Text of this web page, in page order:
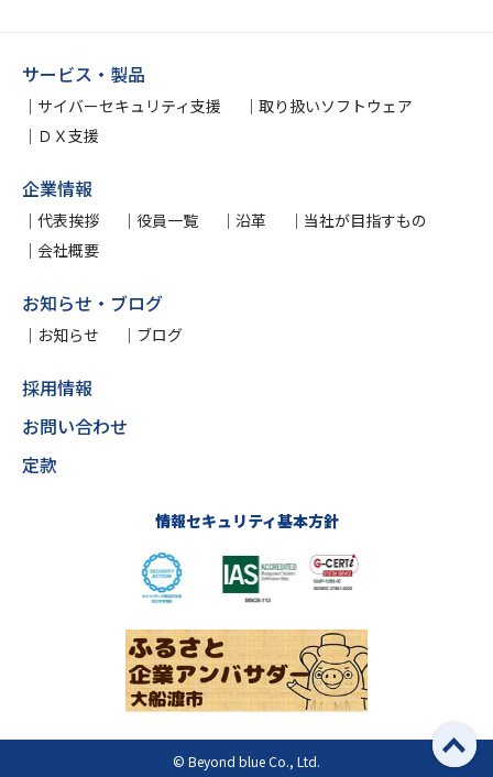
サービス・製品
サイバーセキュリティ支援
取り扱いソフトウェア
ＤＸ支援
企業情報
代表挨拶 役員一覧 沿革
当社が目指すもの
会社概要
お知らせ・ブログ
お知らせ ブログ
採用情報
お問い合わせ
定款
情報セキュリティ基本方針
© Beyond blue Co., Ltd.